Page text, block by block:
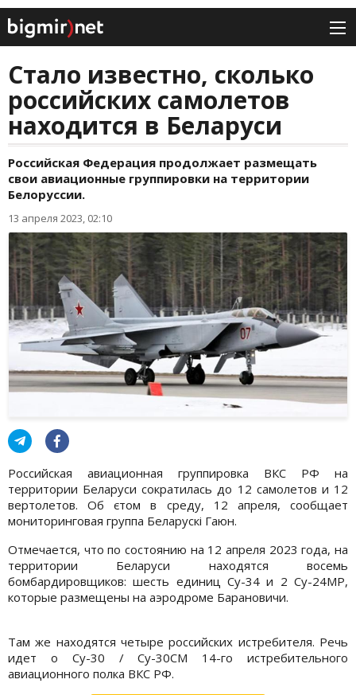
Стало известно, сколько
российских самолетов
находится в Беларуси
Российская Федерация продолжает размещать
свои авиационные группировки на территории
Белоруссии.
13 апреля 2023, 02:10
Российская авиационная группировка ВКС РФ на
территории Беларуси сократилась до 12 самолетов и 12
вертолетов. Об єтом в среду, 12 апреля, сообщает
мониторинговая группа Беларускі Гаюн.
Отмечается, что по состоянию на 12 апреля 2023 года, на
территории Беларуси находятся восемь
бомбардировщиков: шесть единиц Су-34 и 2 Су-24МР,
которые размещены на аэродроме Барановичи.
Там же находятся четыре российских истребителя. Речь
идет о Су-30 / Су-30СМ 14-го истребительного
авиационного полка ВКС РФ.